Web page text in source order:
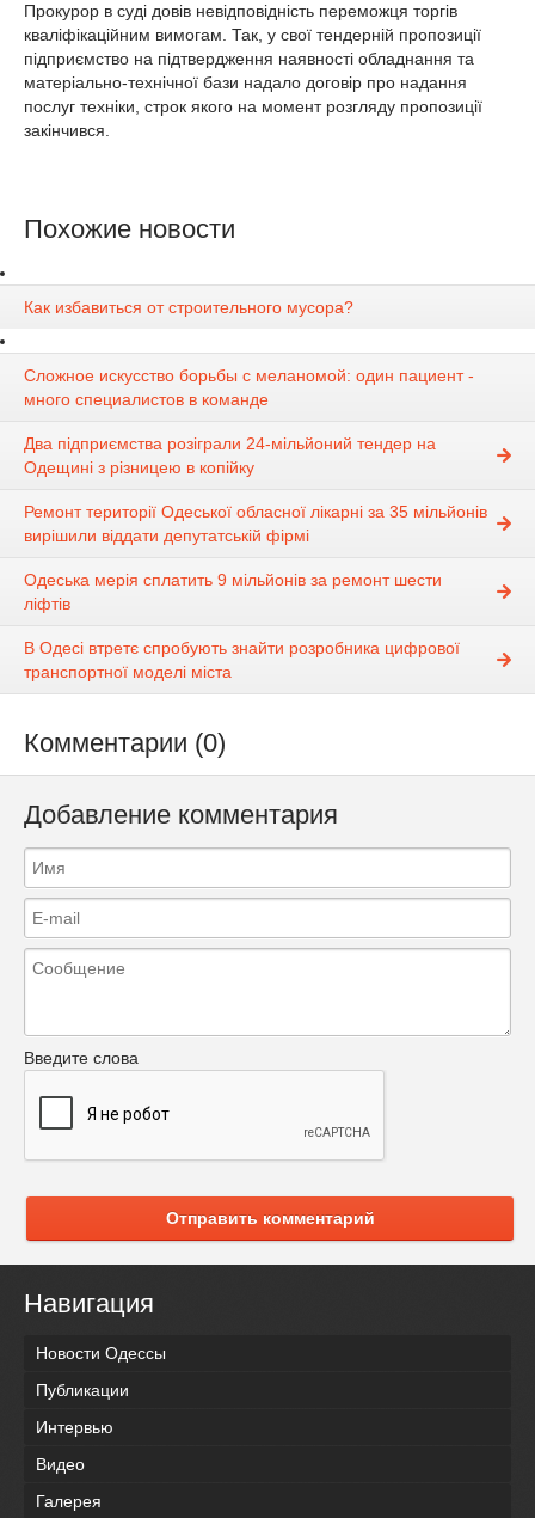
Прокурор в суді довів невідповідність переможця торгів
кваліфікаційним вимогам. Так, у свої тендерній пропозиції
підприємство на підтвердження наявності обладнання та
матеріально-технічної бази надало договір про надання
послуг техніки, строк якого на момент розгляду пропозиції
закінчився.
Похожие новости
Как избавиться от строительного мусора?
Сложное искусство борьбы с меланомой: один пациент -
много специалистов в команде
Два підприємства розіграли 24-мільйоний тендер на
Одещині з різницею в копійку
Ремонт території Одеської обласної лікарні за 35 мільйонів
вирішили віддати депутатській фірмі
Одеська мерія сплатить 9 мільйонів за ремонт шести
ліфтів
В Одесі втретє спробують знайти розробника цифрової
транспортної моделі міста
Комментарии (0)
Добавление комментария
Введите слова
Отправить комментарий
Навигация
Новости Одессы
Публикации
Интервью
Видео
Галерея